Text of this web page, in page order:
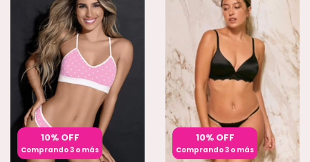
10% OFF
Comprando 3 o más
10% OFF
Comprando 3 o más